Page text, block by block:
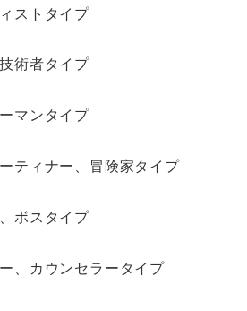
ストタイプ
術者タイプ
マンタイプ
ティナー、冒険家タイプ
ボスタイプ
、カウンセラータイプ